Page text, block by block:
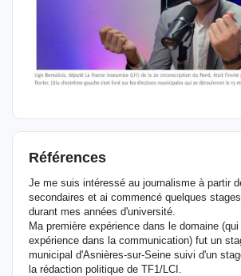
Références
Je me suis intéressé au journalisme à partir
secondaires et ai commencé quelques
durant mes années d'université.
Ma première expérience dans le domaine
expérience dans la communication) fut un
municipal d'Asnières-sur-Seine suivi d'un
la rédaction politique de TF1/LCI.